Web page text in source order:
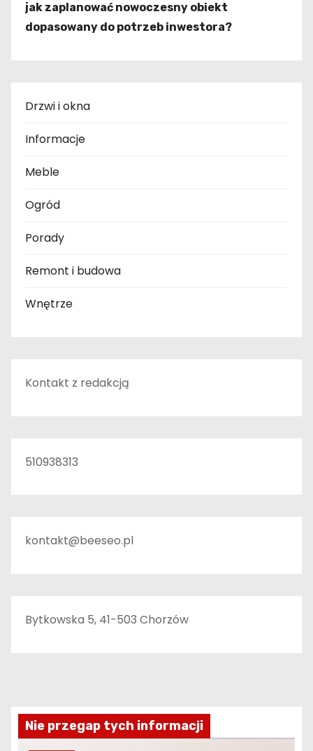
jak zaplanować nowoczesny obiekt
dopasowany do potrzeb inwestora?
Drzwi i okna
Informacje
Meble
Ogród
Porady
Remont i budowa
Wnętrze
Kontakt z redakcją
510938313
kontakt@beeseo.pl
Bytkowska 5, 41-503 Chorzów
Nie przegap tych informacji